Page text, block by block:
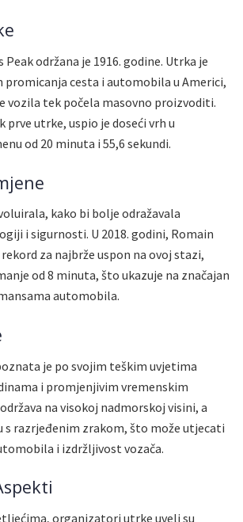
Peak održana je 1916. godine. Utrka je
promicanja cesta i automobila u Americi,
vozila tek počela masovno proizvoditi.
prve utrke, uspio je doseći vrh u
od 20 minuta i 55,6 sekundi.
kako bi bolje odražavala
i sigurnosti. U 2018. godini, Romain
za najbrže uspon na ovoj stazi,
od 8 minuta, što ukazuje na značajan
automobila.
je po svojim teškim uvjetima
i promjenjivim vremenskim
na visokoj nadmorskoj visini, a
s razrjeđenim zrakom, što može utjecati
i izdržljivost vozača.
organizatori utrke uveli su